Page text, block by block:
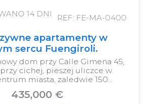
14 DNI REF: FE-MA-0400
apartamenty w
sercu Fuengiroli.
dom przy Calle Gimena 45,
przy cichej, pieszej uliczce w
miasta, zaledwie 150…
435,000 €